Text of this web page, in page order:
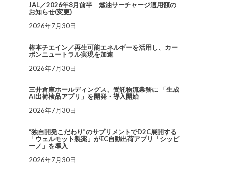
JAL／2026年8月前半 燃油サーチャージ適用額の
お知らせ(変更)
2026年7月30日
椿本チエイン／再生可能エネルギーを活用し、カー
ボンニュートラル実現を加速
2026年7月30日
三井倉庫ホールディングス、受託物流業務に 「生成
AI出荷検品アプリ」を開発・導入開始
2026年7月30日
“独自開発こだわり”のサプリメントでD2C展開する
「ウェルモット製薬」がEC自動出荷アプリ「シッピ
ーノ」を導入
2026年7月30日